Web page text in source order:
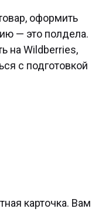
оформить
— это полдела.
на Wildberries,
с подготовкой
карточка. Вам